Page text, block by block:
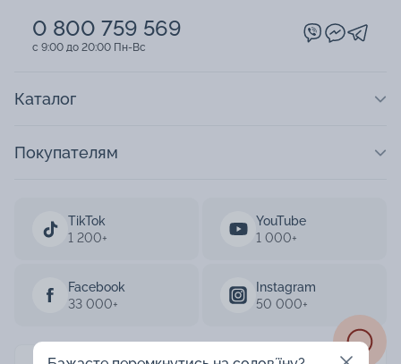
0 800 759 569
c 9:00 до 20:00 Пн-Вс
TikTok
1 200+
YouTube
1 000+
Facebook
33 000+
Instagram
50 000+
Каталог
Покупателям